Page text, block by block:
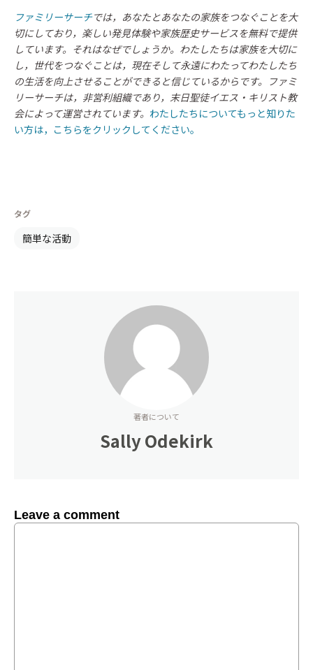
ファミリーサーチでは，あなたとあなたの家族をつなぐことを大
切にしており，楽しい発見体験や家族歴史サービスを無料で提供
しています。それはなぜでしょうか。わたしたちは家族を大切に
し，世代をつなぐことは，現在そして永遠にわたってわたしたち
の生活を向上させることができると信じているからです。ファミ
リーサーチは，非営利組織であり，末日聖徒イエス・キリスト教
会によって運営されています。 わたしたちについてもっと知りた
い方は，こちらをクリックしてください。
タグ
簡単な活動
著者について
Sally Odekirk